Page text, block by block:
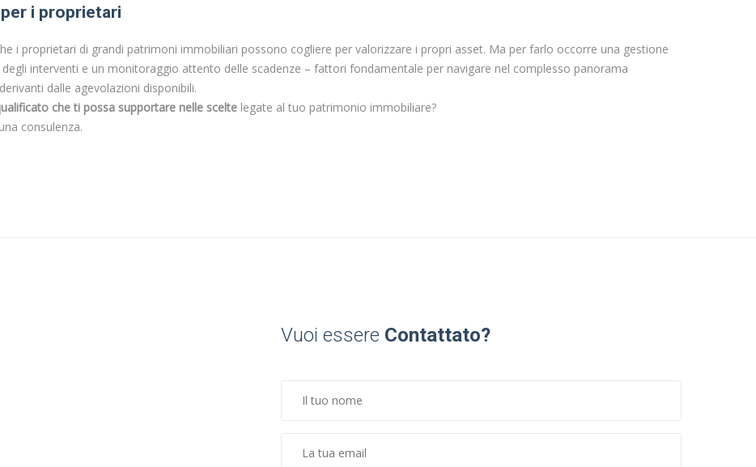
i proprietari
i proprietari di grandi patrimoni immobiliari possono cogliere per valorizzare i propri asset. Ma per farlo occorre una gestione
interventi e un monitoraggio attento delle scadenze – fattori fondamentale per navigare nel complesso panorama
dalle agevolazioni disponibili.
che ti possa supportare nelle scelte legate al tuo patrimonio immobiliare?
consulenza.
Vuoi essere Contattato?